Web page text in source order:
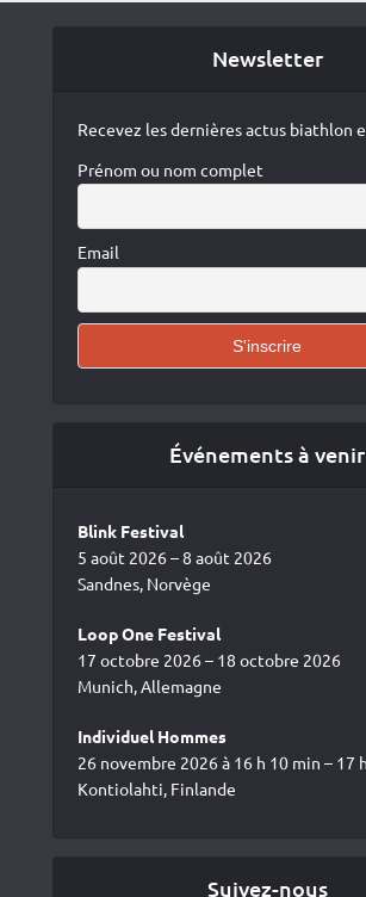
Newsletter
Recevez les dernières actus biathlon
Prénom ou nom complet
Email
Événements à venir
Blink Festival
5 août 2026 – 8 août 2026
Sandnes, Norvège
Loop One Festival
17 octobre 2026 – 18 octobre 2026
Munich, Allemagne
Individuel Hommes
26 novembre 2026 à 16 h 10 min – 17
Kontiolahti, Finlande
Suivez-nous